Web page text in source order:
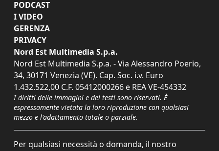
PODCAST
I VIDEO
GERENZA
PRIVACY
Nord Est Multimedia S.p.a.
Nord Est Multimedia S.p.a. - Via Alessandro Poerio,
34, 30171 Venezia (VE). Cap. Soc. i.v. Euro
1.432.522,00 C.F. 05412000266 e REA VE-454332
I diritti delle immagini e dei testi sono riservati. È
espressamente vietata la loro riproduzione con qualsiasi
mezzo e l'adattamento totale o parziale.
Per qualsiasi necessità o domanda, il nostro